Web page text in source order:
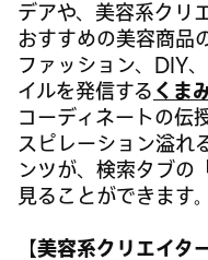
デアや、美容系クリ
おすすめの美容商品
ファッション、DIY
イルを発信する くま
コーディネートの伝
スピレーション溢れ
ンツが、検索タブの
見ることができます。
【美容系クリエイタ